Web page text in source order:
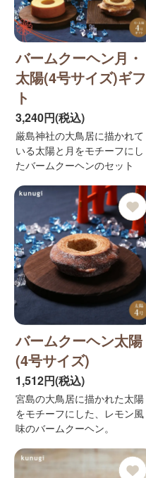
バームクーヘン月・
太陽(4号サイズ)ギフ
ト
3,240円(税込)
厳島神社の大鳥居に描かれて
いる太陽と月をモチーフにし
たバームクーヘンのセット
バームクーヘン太陽
(4号サイズ)
1,512円(税込)
宮島の大鳥居に描かれた太陽
をモチーフにした、レモン風
味のバームクーヘン。